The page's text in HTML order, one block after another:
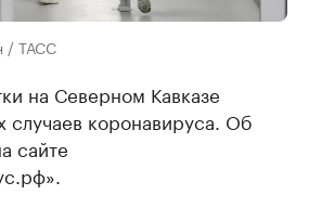
/ ТАСС
на Северном Кавказе
случаев коронавируса. Об
сайте